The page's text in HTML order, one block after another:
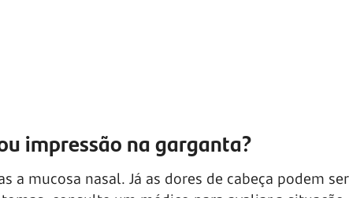
impressão na garganta?
a mucosa nasal. Já as dores de cabeça podem ser